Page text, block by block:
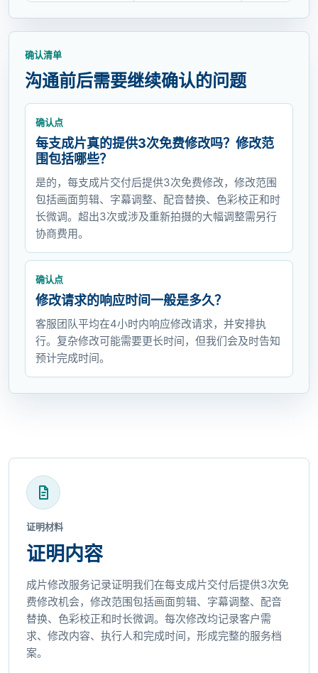
确认清单
沟通前后需要继续确认的问题
确认点
每支成片真的提供3次免费修改吗？修改范
围包括哪些？
是的，每支成片交付后提供3次免费修改，修改范围
包括画面剪辑、字幕调整、配音替换、色彩校正和时
长微调。超出3次或涉及重新拍摄的大幅调整需另行
协商费用。
确认点
修改请求的响应时间一般是多久？
客服团队平均在4小时内响应修改请求，并安排执
行。复杂修改可能需要更长时间，但我们会及时告知
预计完成时间。
证明材料
证明内容
成片修改服务记录证明我们在每支成片交付后提供3次免
费修改机会，修改范围包括画面剪辑、字幕调整、配音
替换、色彩校正和时长微调。每次修改均记录客户需
求、修改内容、执行人和完成时间，形成完整的服务档
案。